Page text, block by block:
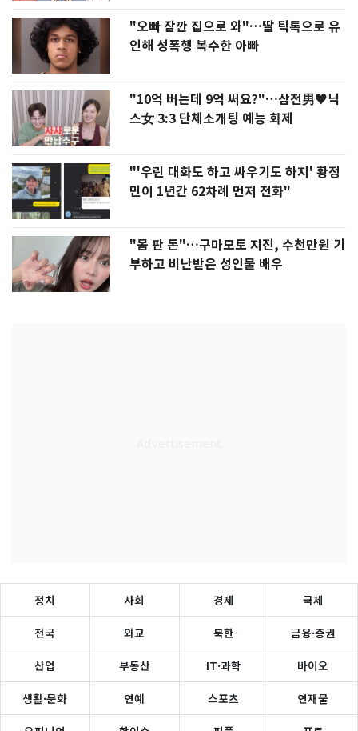
"오빠 잠깐 집으로 와"…딸 틱톡으로 유
인해 성폭행 복수한 아빠
"10억 버는데 9억 써요?"…삼전男♥닉
스女 3:3 단체소개팅 예능 화제
"'우린 대화도 하고 싸우기도 하지' 황정
민이 1년간 62차례 먼저 전화"
"몸 판 돈"…구마모토 지진, 수천만원 기
부하고 비난받은 성인물 배우
정치 사회 경제 국제
전국 외교 북한 금융·증권
산업 부동산 IT·과학 바이오
생활·문화 연예 스포츠 연재물